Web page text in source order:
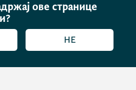
ове странице
НЕ